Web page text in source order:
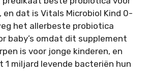
en dat is Vitals Microbiol Kind 0-
het allerbeste probiotica
baby’s omdat dit supplement
is voor jonge kinderen, en
1 miljard levende bacteriën hun